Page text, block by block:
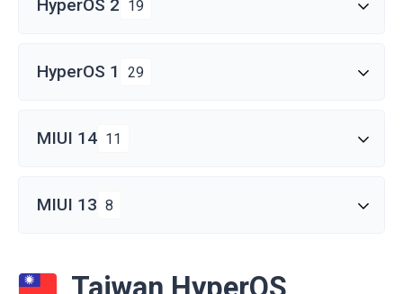
HyperOS 2 19
HyperOS 1 29
MIUI 14 11
MIUI 13 8